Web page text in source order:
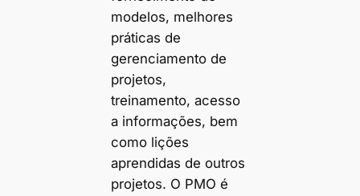
modelos, melhores
práticas de
gerenciamento de
projetos,
treinamento, acesso
a informações, bem
como lições
aprendidas de outros
projetos. O PMO é